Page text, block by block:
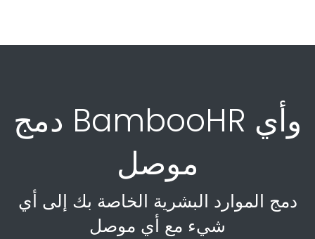
دمج BambooHR وأي
موصل
دمج الموارد البشرية الخاصة بك إلى أي
شيء مع أي موصل